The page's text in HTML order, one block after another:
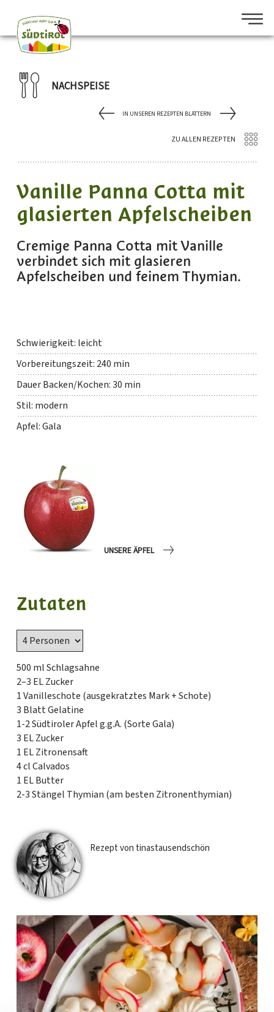
NACHSPEISE
IN UNSEREN REZEPTEN BLÄTTERN
ZU ALLEN REZEPTEN
Vanille Panna Cotta mit
glasierten Apfelscheiben
Cremige Panna Cotta mit Vanille
verbindet sich mit glasieren
Apfelscheiben und feinem Thymian.
Schwierigkeit: leicht
Vorbereitungszeit: 240 min
Dauer Backen/Kochen: 30 min
Stil: modern
Apfel: Gala
UNSERE ÄPFEL
Zutaten
500 ml Schlagsahne
2–3 EL Zucker
1 Vanilleschote (ausgekratztes Mark + Schote)
3 Blatt Gelatine
1-2 Südtiroler Apfel g.g.A. (Sorte Gala)
3 EL Zucker
1 EL Zitronensaft
4 cl Calvados
1 EL Butter
2-3 Stängel Thymian (am besten Zitronenthymian)
Rezept von tinastausendschön